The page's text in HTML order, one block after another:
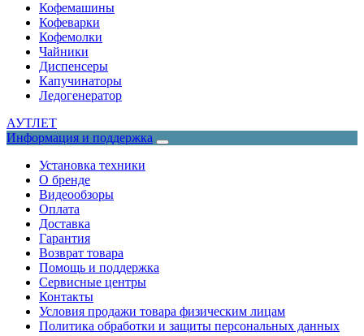
Кофемашины
Кофеварки
Кофемолки
Чайники
Диспенсеры
Капучинаторы
Ледогенератор
АУТЛЕТ
Информация и поддержка
Установка техники
О бренде
Видеообзоры
Оплата
Доставка
Гарантия
Возврат товара
Помощь и поддержка
Сервисные центры
Контакты
Условия продажи товара физическим лицам
Политика обработки и защиты персональных данных